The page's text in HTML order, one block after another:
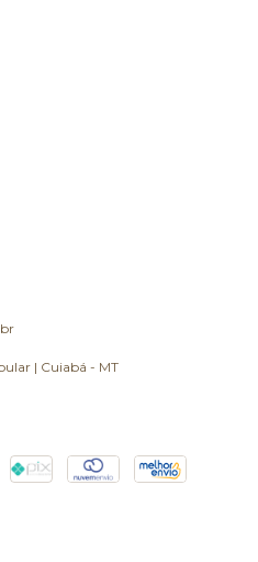
| Cuiabá - MT